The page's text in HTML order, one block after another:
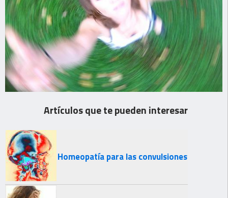
Artículos que te pueden interesar
Homeopatía para las convulsiones